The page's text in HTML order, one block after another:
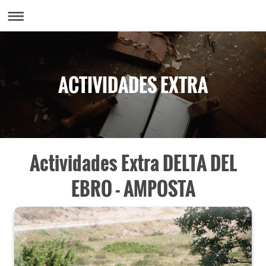
ACTIVIDADES EXTRA
Actividades Extra DELTA DEL
EBRO - AMPOSTA